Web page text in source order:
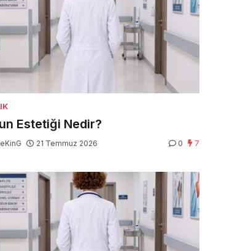
Estetiği Nedir?
21 Temmuz 2026 0 7